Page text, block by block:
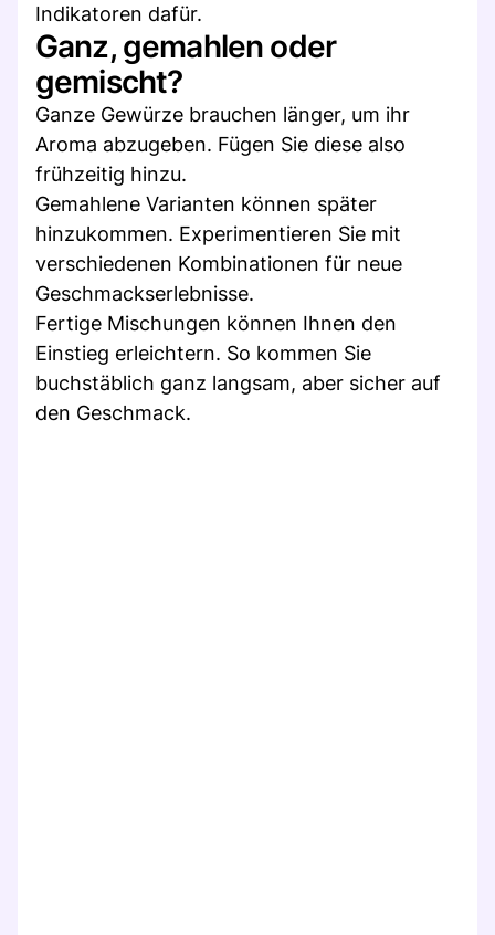
Indikatoren dafür.
Ganz, gemahlen oder
gemischt?
Ganze Gewürze brauchen länger, um ihr
Aroma abzugeben. Fügen Sie diese also
frühzeitig hinzu.
Gemahlene Varianten können später
hinzukommen. Experimentieren Sie mit
verschiedenen Kombinationen für neue
Geschmackserlebnisse.
Fertige Mischungen können Ihnen den
Einstieg erleichtern. So kommen Sie
buchstäblich ganz langsam, aber sicher auf
den Geschmack.